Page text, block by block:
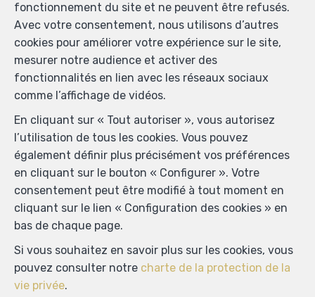
fonctionnement du site et ne peuvent être refusés.
Avec votre consentement, nous utilisons d’autres
cookies pour améliorer votre expérience sur le site,
mesurer notre audience et activer des
fonctionnalités en lien avec les réseaux sociaux
comme l’affichage de vidéos.
En cliquant sur « Tout autoriser », vous autorisez
l’utilisation de tous les cookies. Vous pouvez
également définir plus précisément vos préférences
en cliquant sur le bouton « Configurer ». Votre
consentement peut être modifié à tout moment en
cliquant sur le lien « Configuration des cookies » en
bas de chaque page.
Si vous souhaitez en savoir plus sur les cookies, vous
pouvez consulter notre charte de la protection de la
vie privée.